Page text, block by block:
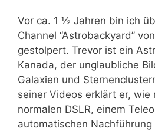
Vor ca. 1 ½ Jah­ren bin ich
Chan­­nel “Astro­ba­ck­yard”
gestol­pert. Tre­vor ist ein
Kana­da, der unglaub­li­che
Gala­xien und
sei­ner Vide­os erklärt er, wie
nor­ma­len DSLR, einem
auto­ma­ti­schen